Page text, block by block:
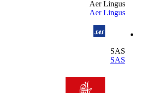
Aer
Aer